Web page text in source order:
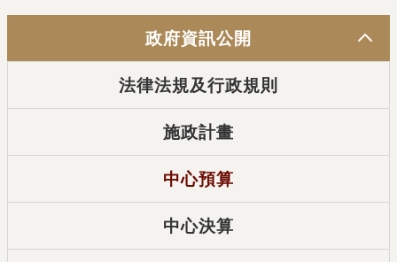
政府資訊公開
法律法規及行政規則
施政計畫
中心預算
中心決算